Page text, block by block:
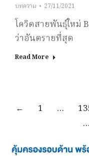
บทความ 27/11/2021
โควิดสายพันธุ์ใหม่
ว่าอันตรายที่สุด
Read More
← 1 …
…